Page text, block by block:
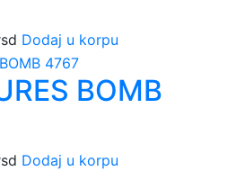
Dodaj u korpu
BOMB
Dodaj u korpu